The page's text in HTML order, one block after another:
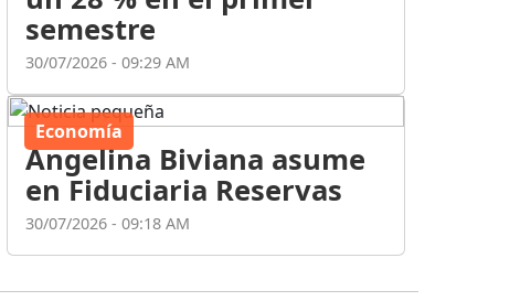
semestre
30/07/2026 - 09:29 AM
Economía
Angelina Biviana asume
en Fiduciaria Reservas
30/07/2026 - 09:18 AM